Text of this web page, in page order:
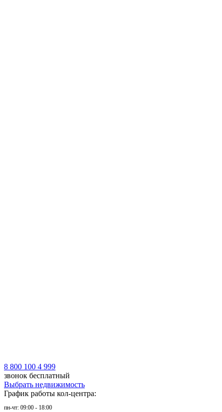
8 800 100 4 999
звонок бесплатный
Выбрать недвижимость
График работы кол-центра:
пн-чт: 09:00 - 18:00